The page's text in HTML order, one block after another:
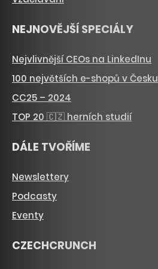
NEJNOVĚJŠÍ SPECIÁLY
Nejvlivnější CEOs na LinkedInu
100 největších e-shopů v Česku
CC25 – 2024
TOP 20 🇨🇿 herních studií
DÁLE TVOŘÍME
Newslettery
Podcasty
Eventy
CZECHCRUNCH